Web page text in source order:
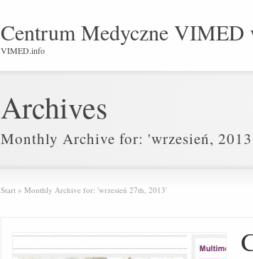
Centrum Medyczne VIMED
VIMED.info
Archives
Monthly Archive for: 'wrzesień,
Start » Monthly Archive for: 'wrzesień 27th, 2013'